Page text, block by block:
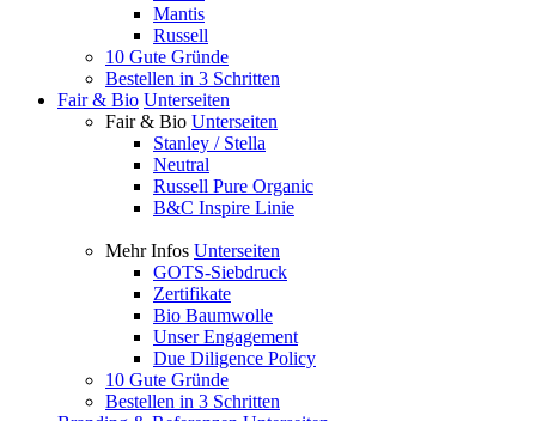
Mantis
Russell
10 Gute Gründe
Bestellen in 3 Schritten
Fair & Bio Unterseiten
Fair & Bio Unterseiten
Stanley / Stella
Neutral
Russell Pure Organic
B&C Inspire Linie
Mehr Infos Unterseiten
GOTS-Siebdruck
Zertifikate
Bio Baumwolle
Unser Engagement
Due Diligence Policy
10 Gute Gründe
Bestellen in 3 Schritten